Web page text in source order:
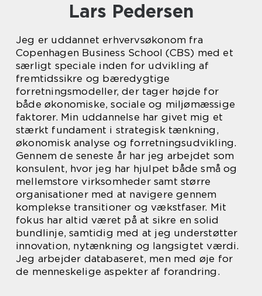
Lars Pedersen
Jeg er uddannet erhvervsøkonom fra
Copenhagen Business School (CBS) med et
særligt speciale inden for udvikling af
fremtidssikre og bæredygtige
forretningsmodeller, der tager højde for
både økonomiske, sociale og miljømæssige
faktorer. Min uddannelse har givet mig et
stærkt fundament i strategisk tænkning,
økonomisk analyse og forretningsudvikling.
Gennem de seneste år har jeg arbejdet som
konsulent, hvor jeg har hjulpet både små og
mellemstore virksomheder samt større
organisationer med at navigere gennem
komplekse transitioner og vækstfaser. Mit
fokus har altid været på at sikre en solid
bundlinje, samtidig med at jeg understøtter
innovation, nytænkning og langsigtet værdi.
Jeg arbejder databaseret, men med øje for
de menneskelige aspekter af forandring.